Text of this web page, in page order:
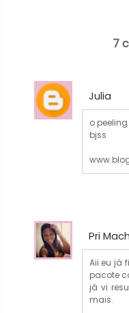
7
Julia
o
bjss
Pri
Aii eu já
pacote
já vi
mais.